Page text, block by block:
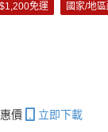
免運 國家/地
價 立即下載